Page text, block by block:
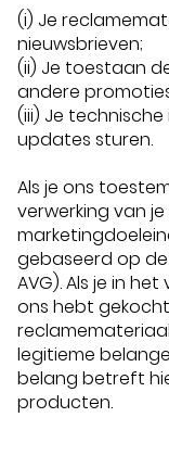
(i) Je
nieuwsbrieven;
(ii) Je toestaan
andere
(iii) Je
updates sturen.
Als je ons
verwerking van
gebaseerd op
AVG). Als je in
ons hebt
legitieme
belang betreft
producten.